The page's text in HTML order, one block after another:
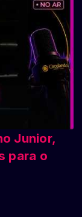
Junior,
para o